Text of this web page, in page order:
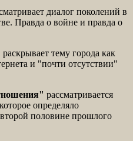
диалог поколений в
Правда о войне и правда о
раскрывает тему города как
и "почти отсутствии"
рассматривается
определяло
половине прошлого